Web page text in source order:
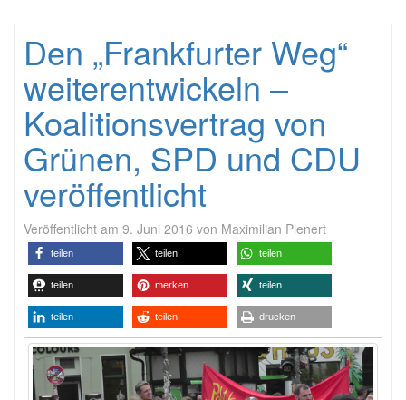
Den „Frankfurter Weg“
weiterentwickeln –
Koalitionsvertrag von
Grünen, SPD und CDU
veröffentlicht
Veröffentlicht am 9. Juni 2016 von Maximilian Plenert
teilen teilen teilen
teilen merken teilen
teilen teilen drucken